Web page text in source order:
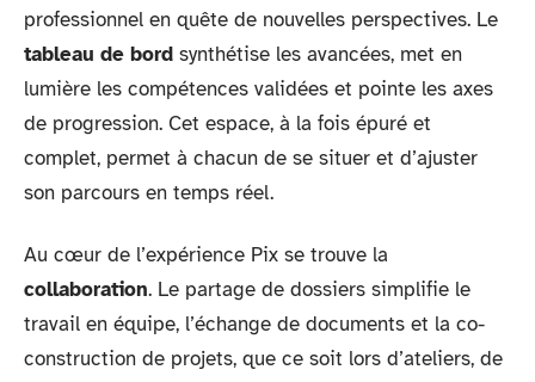
professionnel en quête de nouvelles perspectives. Le
tableau de bord synthétise les avancées, met en
lumière les compétences validées et pointe les axes
de progression. Cet espace, à la fois épuré et
complet, permet à chacun de se situer et d’ajuster
son parcours en temps réel.
Au cœur de l’expérience Pix se trouve la
collaboration. Le partage de dossiers simplifie le
travail en équipe, l’échange de documents et la co-
construction de projets, que ce soit lors d’ateliers, de